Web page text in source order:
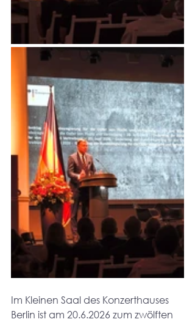
Im Kleinen Saal des Konzerthauses
Berlin ist am 20.6.2026 zum zwölften